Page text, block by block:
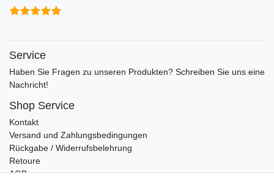
Service
Haben Sie Fragen zu unseren Produkten? Schreiben Sie uns eine
Nachricht!
Shop Service
Kontakt
Versand und Zahlungsbedingungen
Rückgabe / Widerrufsbelehrung
Retoure
AGB